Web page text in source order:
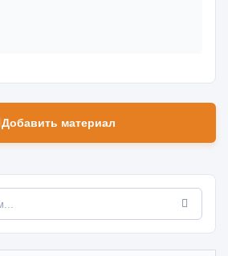
Добавить материал